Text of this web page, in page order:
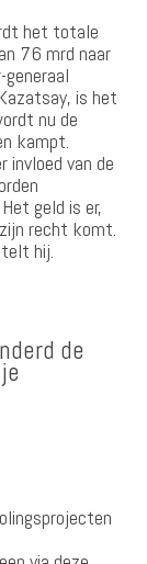
het totale
76 mrd naar
is het
nu de
kampt.
invloed van de
geld is er,
recht komt.
hij.
de